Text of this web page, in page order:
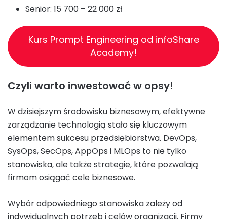
Senior: 15 700 – 22 000 zł
Kurs Prompt Engineering od infoShare
Academy!
Czyli warto inwestować w opsy!
W dzisiejszym środowisku biznesowym, efektywne
zarządzanie technologią stało się kluczowym
elementem sukcesu przedsiębiorstwa. DevOps,
SysOps, SecOps, AppOps i MLOps to nie tylko
stanowiska, ale także strategie, które pozwalają
firmom osiągać cele biznesowe.
Wybór odpowiedniego stanowiska zależy od